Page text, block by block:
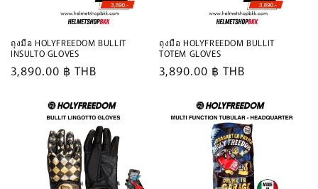
ถุงมือ HOLYFREEDOM BULLIT
INSULTO GLOVES
Regular
3,890.00 ฿ THB
ถุงมือ HOLYFREEDOM BULLIT
TOTEM GLOVES
Regular
3,890.00 ฿ THB